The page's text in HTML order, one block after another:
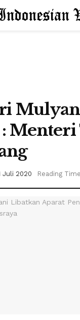
:
Juli 2020 Reading